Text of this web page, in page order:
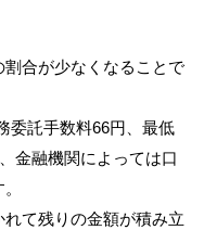
合が少なくなることで
委託手数料66円、最低
金融機関によっては口
て残りの金額が積み立